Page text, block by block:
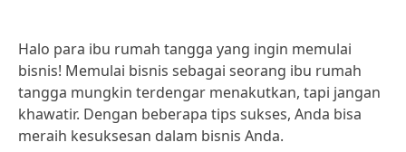
Halo para ibu rumah tangga yang ingin memulai
bisnis! Memulai bisnis sebagai seorang ibu rumah
tangga mungkin terdengar menakutkan, tapi jangan
khawatir. Dengan beberapa tips sukses, Anda bisa
meraih kesuksesan dalam bisnis Anda.